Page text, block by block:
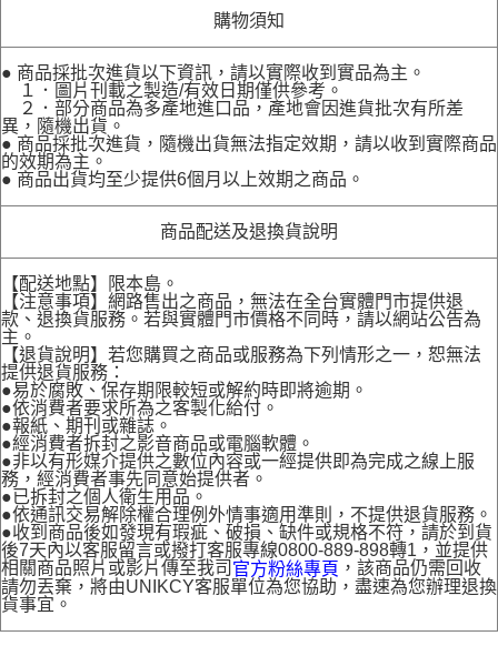
購物須知
● 商品採批次進貨以下資訊，請以實際收到實品為主。
１．圖片刊載之製造/有效日期僅供參考。
２．部分商品為多產地進口品，產地會因進貨批次有所差
異，隨機出貨。
● 商品採批次進貨，隨機出貨無法指定效期，請以收到實際商品
的效期為主。
● 商品出貨均至少提供6個月以上效期之商品。
商品配送及退換貨說明
【配送地點】限本島。
【注意事項】網路售出之商品，無法在全台實體門市提供退
款、退換貨服務。若與實體門市價格不同時，請以網站公告為
主。
【退貨說明】若您購買之商品或服務為下列情形之一，恕無法
提供退貨服務：
●易於腐敗、保存期限較短或解約時即將逾期。
●依消費者要求所為之客製化給付。
●報紙、期刊或雜誌。
●經消費者拆封之影音商品或電腦軟體。
●非以有形媒介提供之數位內容或一經提供即為完成之線上服
務，經消費者事先同意始提供者。
●已拆封之個人衛生用品。
●依通訊交易解除權合理例外情事適用準則，不提供退貨服務。
●收到商品後如發現有瑕疵、破損、缺件或規格不符，請於到貨
後7天內以客服留言或撥打客服專線0800-889-898轉1，並提供
相關商品照片或影片傳至我司 官方粉絲專頁 ，該商品仍需回收
請勿丟棄，將由UNIKCY客服單位為您協助，盡速為您辦理退換
貨事宜。